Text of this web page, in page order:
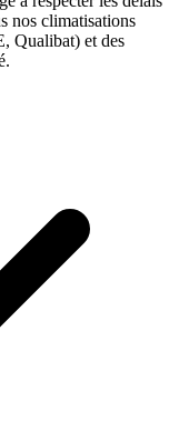
nos climatisations
Qualibat) et des